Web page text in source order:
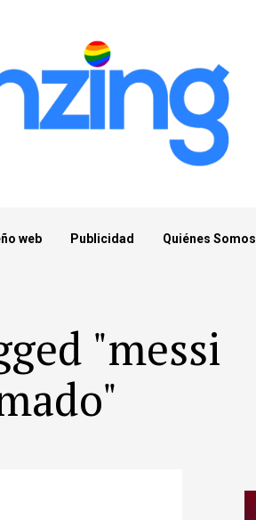
web Publicidad Quiénes Somos
"messi